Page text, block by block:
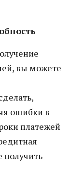
вы можете
ошибки в
платежей
получить